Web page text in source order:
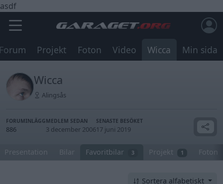
asdf
Projekt Foton Video Wicca Min sida
Wicca
Alingsås
FORUMINLÄGG
886
MEDLEM SEDAN
3 december 2006
SENASTE BESÖKET
17 juni 2019
Presentation Bilar Favoritbilar 3 Projekt 1 Foton
Sortera alfabetiskt